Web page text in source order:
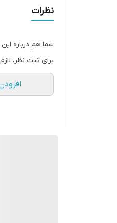
نظرات
شما هم درباره
برای ثبت نظر،